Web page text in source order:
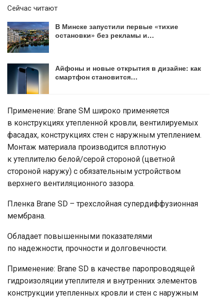
Сейчас читают
В Минске запустили первые «тихие
остановки» без рекламы и…
Айфоны и новые открытия в дизайне: как
смартфон становится…
Применение: Brane SM широко применяется
в конструкциях утепленной кровли, вентилируемых
фасадах, конструкциях стен с наружным утеплением.
Монтаж материала производится вплотную
к утеплителю белой/серой стороной (цветной
стороной наружу) с обязательным устройством
верхнего вентиляционного зазора.
Пленка Brane SD – трехслойная супердиффузионная
мембрана.
Обладает повышенными показателями
по надежности, прочности и долговечности.
Применение: Brane SD в качестве паропроводящей
гидроизоляции утеплителя и внутренних элементов
конструкции утепленных кровли и стен с наружным